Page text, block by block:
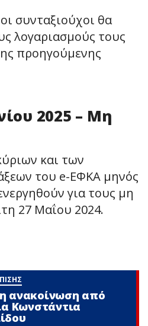
συνταξιούχοι θα
λογαριασμούς τους
προηγούμενης
2025 – Μη
και των
του e-ΕΦΚΑ μηνός
για τους μη
27 Μαΐου 2024.
ανακοίνωση από
Κωνστάντια